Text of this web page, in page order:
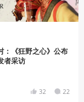
：《狂野之心》公布
者采访
32 22